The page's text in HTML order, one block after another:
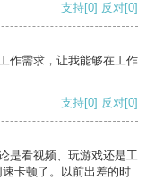
支持[0] 反对[0]
作需求，让我能够在工作
支持[0] 反对[0]
是看视频、玩游戏还是工
卡顿了。以前出差的时